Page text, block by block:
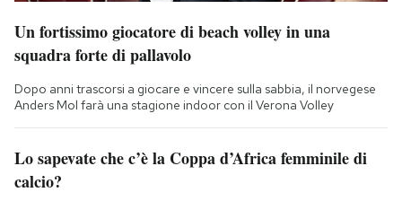
Un fortissimo giocatore di beach volley in una
squadra forte di pallavolo
Dopo anni trascorsi a giocare e vincere sulla sabbia, il norvegese
Anders Mol farà una stagione indoor con il Verona Volley
Lo sapevate che c’è la Coppa d’Africa femminile di
calcio?